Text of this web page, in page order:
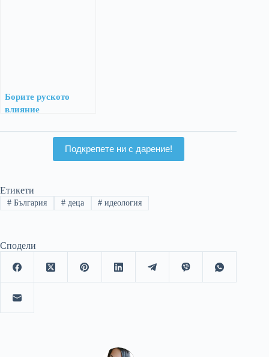
Борите руското
влияние
неправилно
Подкрепете ни с дарение!
Етикети
#България #деца # идеология
Сподели